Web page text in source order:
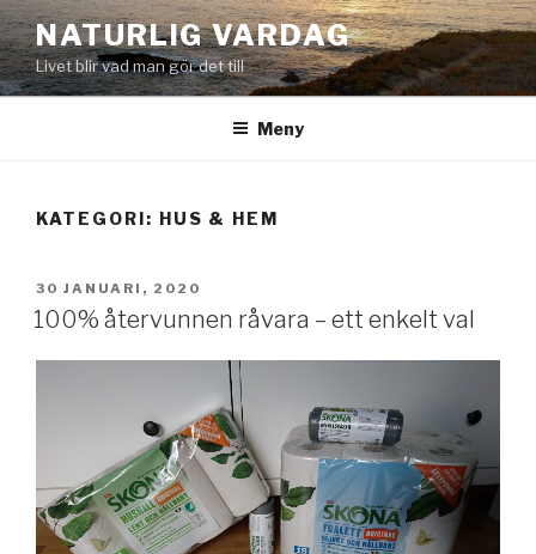
Hoppa
till
innehåll
NATURLIG VARDAG
Livet blir vad man gör det till
Meny
KATEGORI: HUS & HEM
PUBLICERAT
30 JANUARI, 2020
100% återvunnen råvara – ett enkelt val